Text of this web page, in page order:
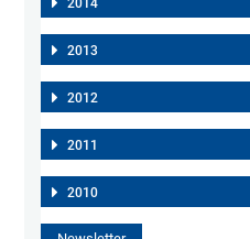
2014
2013
2012
2011
2010